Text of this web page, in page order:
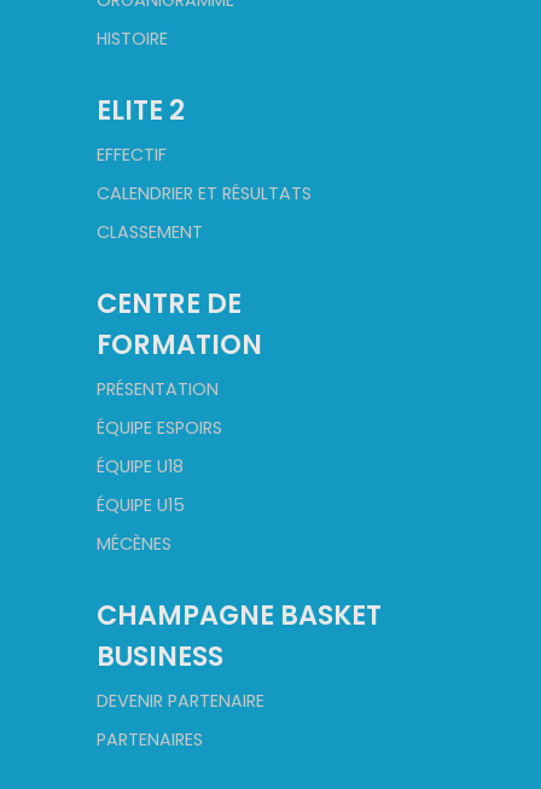
HISTOIRE
ELITE 2
EFFECTIF
CALENDRIER ET RÉSULTATS
CLASSEMENT
CENTRE DE
FORMATION
PRÉSENTATION
ÉQUIPE ESPOIRS
ÉQUIPE U18
ÉQUIPE U15
MÉCÈNES
CHAMPAGNE BASKET
BUSINESS
DEVENIR PARTENAIRE
PARTENAIRES